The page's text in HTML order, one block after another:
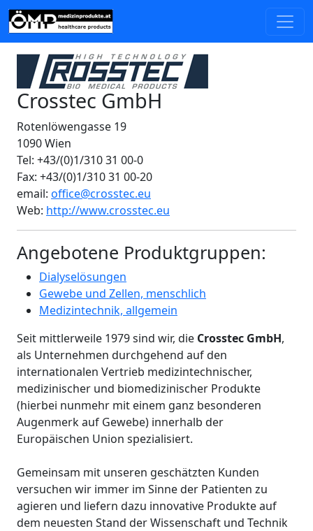
Crosstec GmbH
Rotenlöwengasse 19
1090 Wien
Tel: +43/(0)1/310 31 00-0
Fax: +43/(0)1/310 31 00-20
email: office@crosstec.eu
Web: http://www.crosstec.eu
Angebotene Produktgruppen:
Dialyselösungen
Gewebe und Zellen, menschlich
Medizintechnik, allgemein
Seit mittlerweile 1979 sind wir, die Crosstec GmbH,
als Unternehmen durchgehend auf den
internationalen Vertrieb medizintechnischer,
medizinischer und biomedizinischer Produkte
(hierbei nunmehr mit einem ganz besonderen
Augenmerk auf Gewebe) innerhalb der
Europäischen Union spezialisiert.
Gemeinsam mit unseren geschätzten Kunden
versuchen wir immer im Sinne der Patienten zu
agieren und liefern dazu innovative Produkte auf
dem neuesten Stand der Wissenschaft und Technik